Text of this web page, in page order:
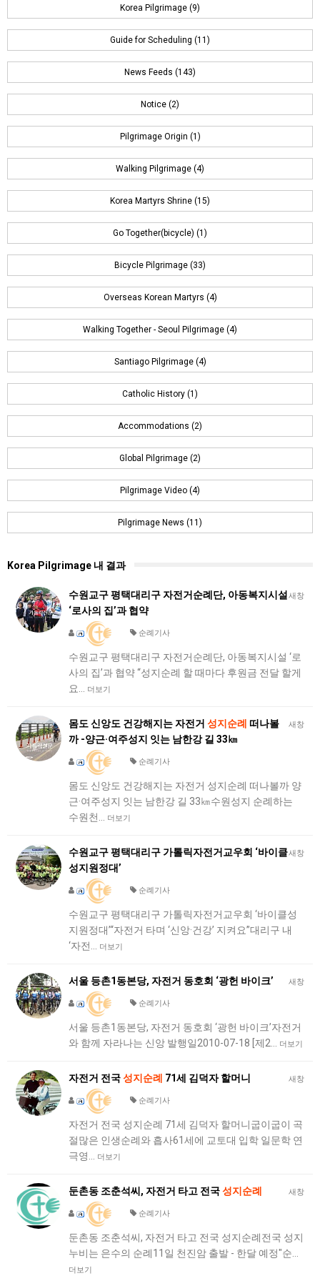
Korea Pilgrimage (9)
Guide for Scheduling (11)
News Feeds (143)
Notice (2)
Pilgrimage Origin (1)
Walking Pilgrimage (4)
Korea Martyrs Shrine (15)
Go Together(bicycle) (1)
Bicycle Pilgrimage (33)
Overseas Korean Martyrs (4)
Walking Together - Seoul Pilgrimage (4)
Santiago Pilgrimage (4)
Catholic History (1)
Accommodations (2)
Global Pilgrimage (2)
Pilgrimage Video (4)
Pilgrimage News (11)
Korea Pilgrimage 내 결과
새창
수원교구 평택대리구 자전거순례단, 아동복지시설
‘로사의 집’과 협약
순례기사
수원교구 평택대리구 자전거순례단, 아동복지시설 ‘로
사의 집’과 협약 “성지순례 할 때마다 후원금 전달 할게
요…
더보기
새창
몸도 신앙도 건강해지는 자전거 성지순례 떠나볼
까 -양근·여주성지 잇는 남한강 길 33㎞
순례기사
몸도 신앙도 건강해지는 자전거 성지순례 떠나볼까 양
근·여주성지 잇는 남한강 길 33㎞수원성지 순례하는
수원천…
더보기
새창
수원교구 평택대리구 가톨릭자전거교우회 ‘바이클
성지원정대’
순례기사
수원교구 평택대리구 가톨릭자전거교우회 ‘바이클성
지원정대’“자전거 타며 ‘신앙·건강’ 지켜요”대리구 내
‘자전…
더보기
새창
서울 등촌1동본당, 자전거 동호회 ‘광헌 바이크’
순례기사
서울 등촌1동본당, 자전거 동호회 ‘광헌 바이크’자전거
와 함께 자라나는 신앙 발행일2010-07-18 [제2…
더보기
새창
자전거 전국성지순례 71세 김덕자 할머니
순례기사
자전거 전국 성지순례 71세 김덕자 할머니굽이굽이 곡
절많은 인생순례와 흡사61세에 교토대 입학 일문학 연
극영…
더보기
새창
둔촌동 조춘석씨, 자전거 타고 전국성지순례
순례기사
둔촌동 조춘석씨, 자전거 타고 전국 성지순례전국 성지
누비는 은수의 순례11일 천진암 출발 - 한달 예정"순…
더보기